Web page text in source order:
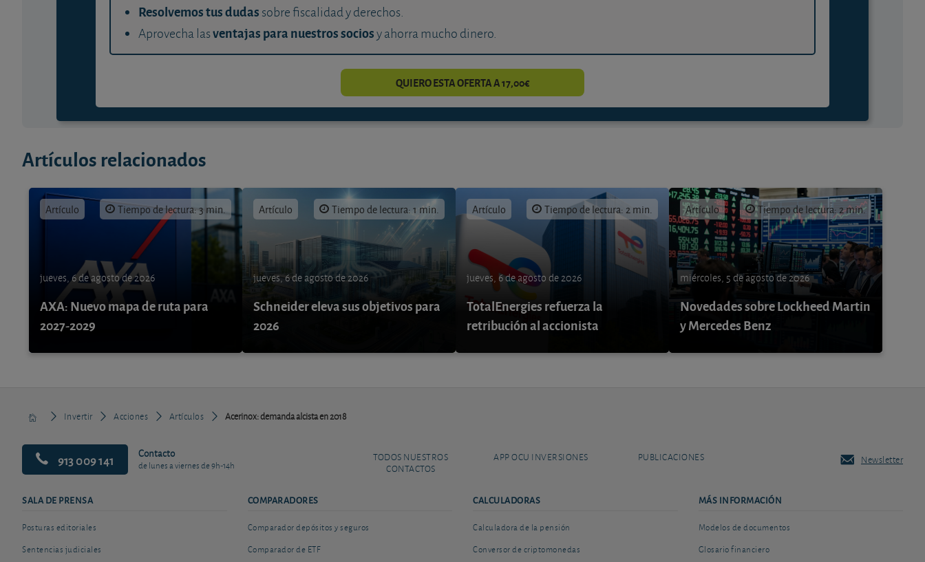
Resolvemos tus dudas sobre fiscalidad y derechos.
Aprovecha lasventajas para nuestros sociosy ahorra mucho dinero.
QUIERO ESTA OFERTA A 17,00€
Artículos relacionados
Artículo Tiempo de lectura: 3 min.
jueves, 6 de agosto de 2026
AXA: Nuevo mapa de ruta para
2027-2029
Artículo Tiempo de lectura: 1 min.
jueves, 6 de agosto de 2026
Schneider eleva sus objetivos para
2026
Artículo Tiempo de lectura: 2 min.
jueves, 6 de agosto de 2026
TotalEnergies refuerza la
retribución al accionista
Artículo Tiempo de lectura: 2 min.
miércoles, 5 de agosto de 2026
Novedades sobre Lockheed Martin
y Mercedes Benz
Invertir Acciones Artículos Acerinox: demanda alcista en 2018
913 009 141 Contacto
de lunes a viernes de 9h-14h
TODOS NUESTROS
CONTACTOS
APP OCU INVERSIONES PUBLICACIONES Newsletter
SALA DE PRENSA
Posturas editoriales
Sentencias judiciales
COMPARADORES
Comparador depósitos y seguros
Comparador de ETF
CALCULADORAS
Calculadora de la pensión
Conversor de criptomonedas
MÁS INFORMACIÓN
Modelos de documentos
Glosario financiero